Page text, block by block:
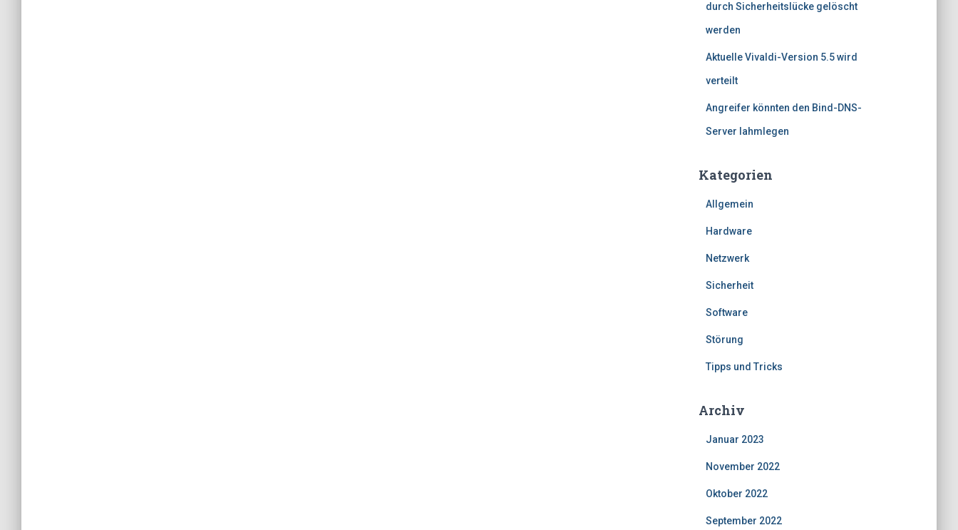
durch Sicherheitslücke gelöscht
werden
Aktuelle Vivaldi-Version 5.5 wird
verteilt
Angreifer könnten den Bind-DNS-
Server lahmlegen
Kategorien
Allgemein
Hardware
Netzwerk
Sicherheit
Software
Störung
Tipps und Tricks
Archiv
Januar 2023
November 2022
Oktober 2022
September 2022